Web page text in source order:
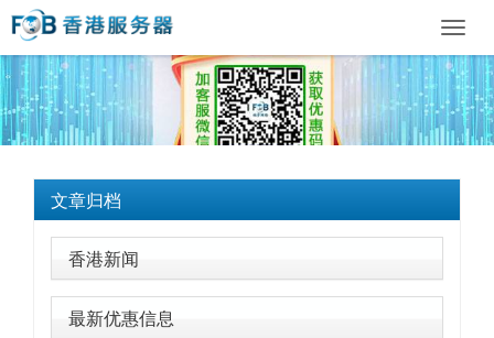
文章归档
香港新闻
最新优惠信息